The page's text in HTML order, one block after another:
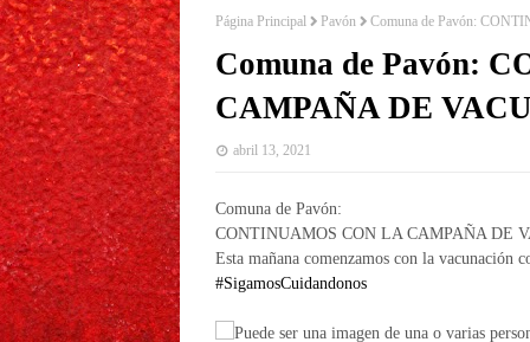
Página Principal Pavón Comuna de Pavón:
Comuna de Pavón:
CAMPAÑA DE
abril 13, 2021
Comuna de Pavón:
CONTINUAMOS CON LA CAMPAÑA DE
Esta mañana comenzamos con la vacunación
#SigamosCuidandonos